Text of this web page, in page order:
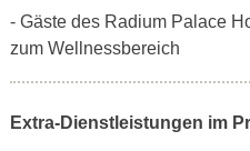
- Gäste des Radium Palace
zum Wellnessbereich
Extra-Dienstleistungen im